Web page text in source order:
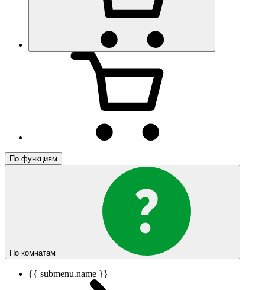
По функциям
По комнатам
{{ submenu.name }}